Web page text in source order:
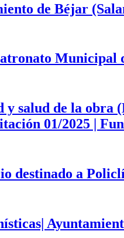
de Béjar
salud de la
01/2025 |
destinado a